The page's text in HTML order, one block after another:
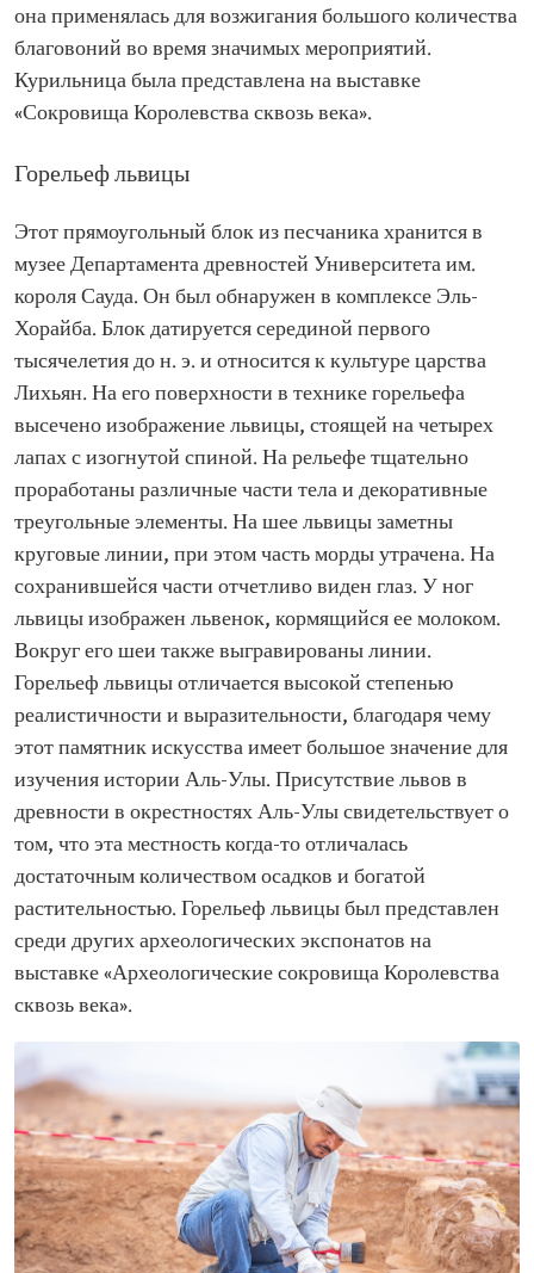
она применялась для возжигания большого количества
благовоний во время значимых мероприятий.
Курильница была представлена на выставке
«Сокровища Королевства сквозь века».
Горельеф львицы
Этот прямоугольный блок из песчаника хранится в
музее Департамента древностей Университета им.
короля Сауда. Он был обнаружен в комплексе Эль-
Хорайба. Блок датируется серединой первого
тысячелетия до н. э. и относится к культуре царства
Лихьян. На его поверхности в технике горельефа
высечено изображение львицы, стоящей на четырех
лапах с изогнутой спиной. На рельефе тщательно
проработаны различные части тела и декоративные
треугольные элементы. На шее львицы заметны
круговые линии, при этом часть морды утрачена. На
сохранившейся части отчетливо виден глаз. У ног
львицы изображен львенок, кормящийся ее молоком.
Вокруг его шеи также выгравированы линии.
Горельеф львицы отличается высокой степенью
реалистичности и выразительности, благодаря чему
этот памятник искусства имеет большое значение для
изучения истории Аль-Улы. Присутствие львов в
древности в окрестностях Аль-Улы свидетельствует о
том, что эта местность когда-то отличалась
достаточным количеством осадков и богатой
растительностью. Горельеф львицы был представлен
среди других археологических экспонатов на
выставке «Археологические сокровища Королевства
сквозь века».